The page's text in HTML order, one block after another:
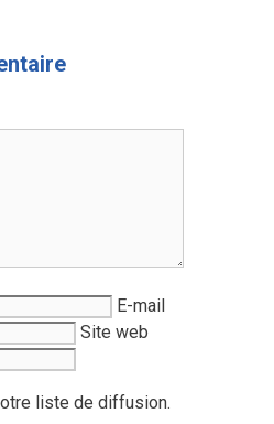
E-mail
Site web
liste de diffusion.